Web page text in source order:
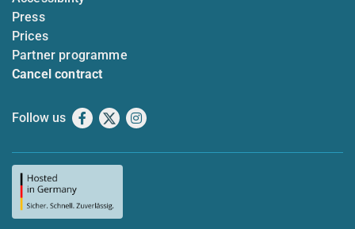
Press
Prices
Partner programme
Cancel contract
Follow us Facebook
X Instagram